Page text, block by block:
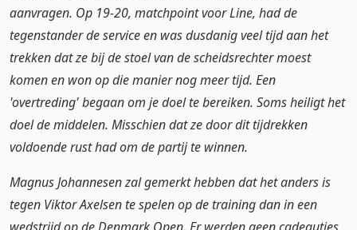
aanvragen. Op 19-20, matchpoint voor Line, had de
tegenstander de service en was dusdanig veel tijd aan het
trekken dat ze bij de stoel van de scheidsrechter moest
komen en won op die manier nog meer tijd. Een
'overtreding' begaan om je doel te bereiken. Soms heiligt het
doel de middelen. Misschien dat ze door dit tijdrekken
voldoende rust had om de partij te winnen.
Magnus Johannesen zal gemerkt hebben dat het anders is
tegen Viktor Axelsen te spelen op de training dan in een